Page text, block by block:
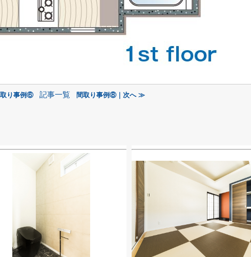
り事例⑥ 記事一覧 間取り事例⑧｜次へ ≫